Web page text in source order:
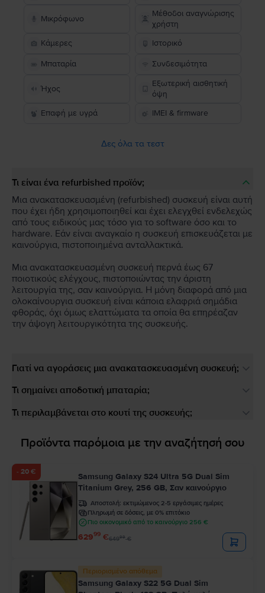
Μικρόφωνο
Μέθοδοι αναγνώρισης
χρήστη
Κάμερες
Ιστορικό
Μπαταρία Συνδεσιμότητα
Ήχος
Εξωτερική αισθητική
όψη
Επαφή με υγρά
IMEI & firmware
Δες όλα τα τεστ
Τι είναι ένα refurbished προϊόν;
Μια ανακατασκευασμένη (refurbished) συσκευή είναι αυτή
που έχει ήδη χρησιμοποιηθεί και έχει ελεγχθεί ενδελεχώς
από τους ειδικούς μας τόσο για το software όσο και το
hardware. Εάν είναι αναγκαίο η συσκευή επισκευάζεται με
καινούργια, πιστοποιημένα ανταλλακτικά.
Μια ανακατασκευασμένη συσκευή περνά έως 67
ποιοτικούς ελέγχους, πιστοποιώντας την άριστη
λειτουργία της, σαν καινούργια. Η μόνη διαφορά από μια
ολοκαίνουργια συσκευή είναι κάποια ελαφριά σημάδια
φθοράς, όχι όμως ελαττώματα τα οποία θα επηρέαζαν
την άψογη λειτουργικότητα της συσκευής.
Γιατί να αγοράσεις μια ανακατασκευασμένη συσκευή;
Τι σημαίνει αποδοτική μπαταρία;
Τι περιλαμβάνεται στο κουτί της συσκευής;
Προϊόντα παρόμοια με την αναζήτησή σου
- 20 €
Samsung Galaxy S24 Ultra 5G Dual Sim
Titanium Grey, 256 GB, Σαν καινούργιο
Αποστολή: εκτιμώμενος 2-5 εργάσιμες ημέρες
Πληρωμή σε δόσεις, με 0% επιτόκιο
Πιο οικονομικό από το καινούργιο 256 €
62999 €64999€
Περιορισμένο απόθεμα
Samsung Galaxy S22 5G Dual Sim